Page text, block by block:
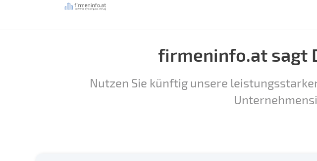
firmeninfo.at sagt
Nutzen Sie künftig unsere